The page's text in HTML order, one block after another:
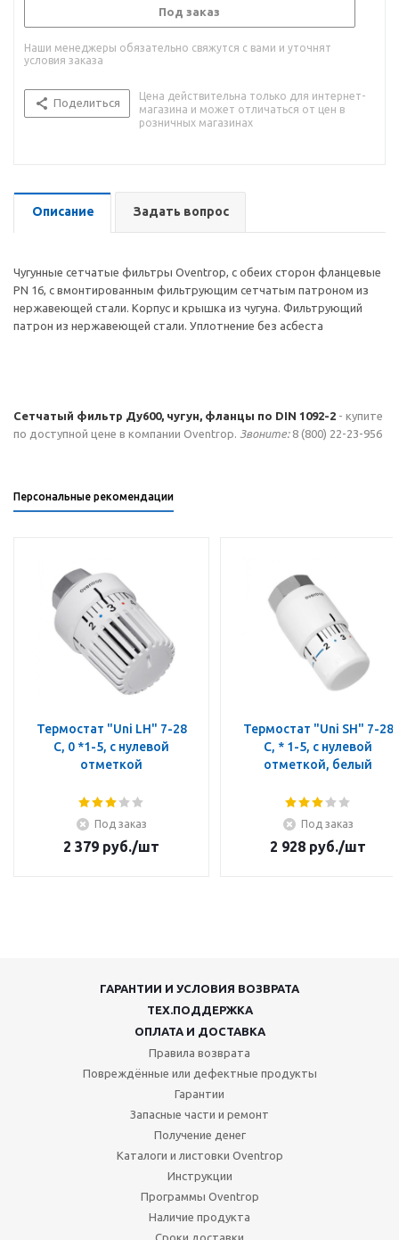
Под заказ
Наши менеджеры обязательно свяжутся с вами и уточнят
условия заказа
Поделиться
Цена действительна только для интернет-
магазина и может отличаться от цен в
розничных магазинах
Описание Задать вопрос
Чугунные сетчатые фильтры Oventrop, с обеих сторон фланцевые
PN 16, с вмонтированным фильтрующим сетчатым патроном из
нержавеющей стали. Корпус и крышка из чугуна. Фильтрующий
патрон из нержавеющей стали. Уплотнение без асбеста
Сетчатый фильтр Ду600, чугун, фланцы по DIN 1092-2 - купите
по доступной цене в компании Oventrop. Звоните:8 (800) 22-23-956
Персональные рекомендации
Термостат "Uni LH" 7-28
C, 0 *1-5, с нулевой
отметкой
Под заказ
2 379 руб./шт
Термостат "Uni SH" 7-28
C, * 1-5, с нулевой
отметкой, белый
Под заказ
2 928 руб./шт
ГАРАНТИИ И УСЛОВИЯ ВОЗВРАТА
ТЕХ.ПОДДЕРЖКА
ОПЛАТА И ДОСТАВКА
Правила возврата
Повреждённые или дефектные продукты
Гарантии
Запасные части и ремонт
Получение денег
Каталоги и листовки Oventrop
Инструкции
Программы Oventrop
Наличие продукта
Сроки доставки